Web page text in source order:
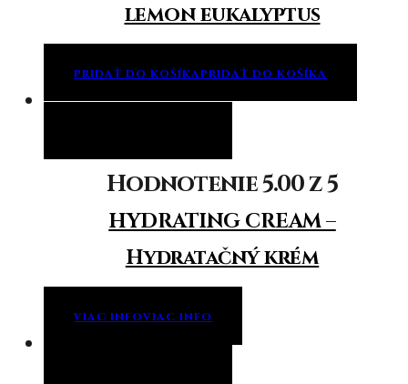
lemon eukalyptus
PRIDAŤ DO KOŠÍKAPRIDAŤ DO KOŠÍKA
Hodnotenie5.00z 5
HYDRATING CREAM –
Hydratačný krém
VIAC INFOVIAC INFO